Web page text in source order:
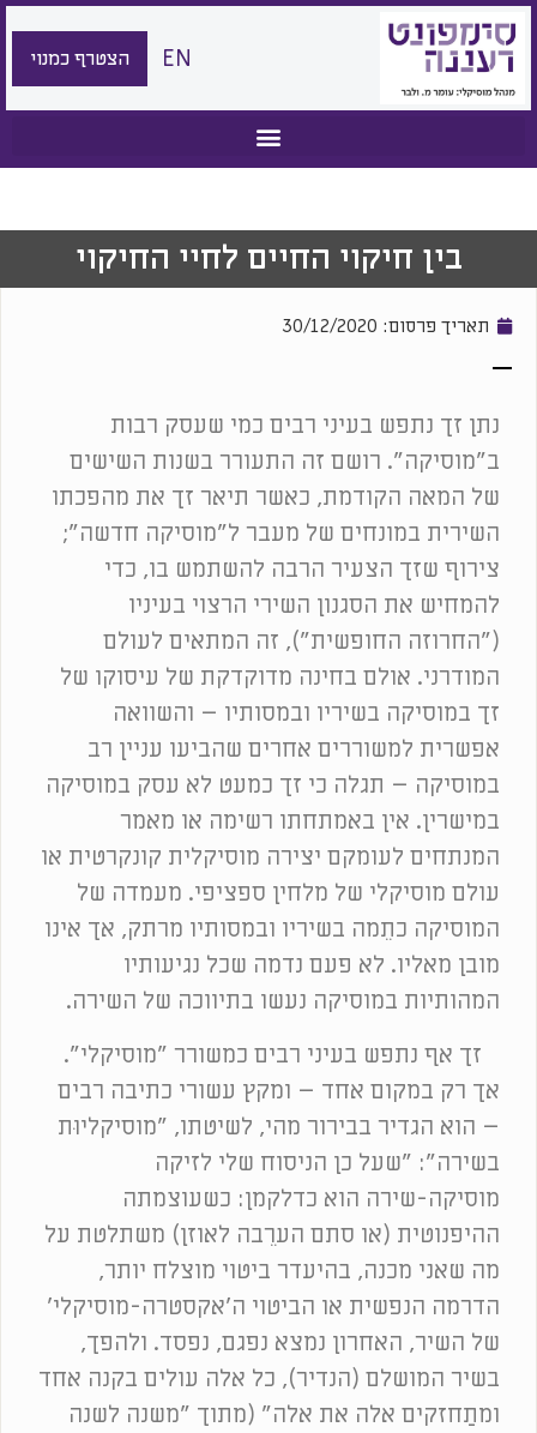
EN הצטרף כמנוי
בין חיקוי החיים לחיי החיקוי
תאריך פרסום: 30/12/2020
נתן זך נתפש בעיני רבים כמי שעסק רבות
ב"מוסיקה". רושם זה התעורר בשנות השישים
של המאה הקודמת, כאשר תיאר זך את מהפכתו
השירית במונחים של מעבר ל"מוסיקה חדשה";
צירוף שזך הצעיר הרבה להשתמש בו, כדי
להמחיש את הסגנון השירי הרצוי בעיניו
("החרוזה החופשית"), זה המתאים לעולם
המודרני. אולם בחינה מדוקדקת של עיסוקו של
זך במוסיקה בשיריו ובמסותיו – והשוואה
אפשרית למשוררים אחרים שהביעו עניין רב
במוסיקה – תגלה כי זך כמעט לא עסק במוסיקה
במישרין. אין באמתחתו רשימה או מאמר
המנתחים לעומקם יצירה מוסיקלית קונקרטית או
עולם מוסיקלי של מלחין ספציפי. מעמדה של
המוסיקה כתֵמה בשיריו ובמסותיו מרתק, אך אינו
מובן מאליו. לא פעם נדמה שכל נגיעותיו
המהותיות במוסיקה נעשו בתיווכה של השירה.
זך אף נתפש בעיני רבים כמשורר "מוסיקלי".
אך רק במקום אחד – ומקץ עשורי כתיבה רבים
– הוא הגדיר בבירור מהי, לשיטתו, "מוסיקליוּת
בשירה": "שעל כן הניסוח שלי לזיקה
מוסיקה-שירה הוא כדלקמן: כשעוצמתה
ההיפנוטית (או סתם הערֵבה לאוזן) משתלטת על
מה שאני מכנה, בהיעדר ביטוי מוצלח יותר,
הדרמה הנפשית או הביטוי ה'אקסטרה-מוסיקלי'
של השיר, האחרון נמצא נפגם, נפסד. ולהפך,
בשיר המושלם (הנדיר), כל אלה עולים בקנה אחד
ומתַחזקים אלה את אלה" (מתוך "משנה לשנה